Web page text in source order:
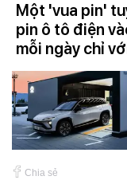
Một 'vua pin'
pin ô tô điện
mỗi ngày chỉ
Chia sẻ